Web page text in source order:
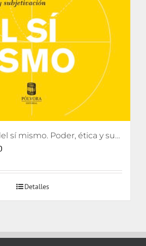
La invención del sí mismo. Poder, ética y subjetivación
actual
Detalles